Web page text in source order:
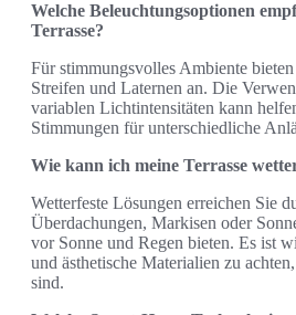
Welche Beleuchtungsoptionen
Terrasse?
Für stimmungsvolles Ambiente
Streifen und Laternen an. Die
variablen Lichtintensitäten kann
Stimmungen für unterschiedliche
Wie kann ich meine Terrasse
Wetterfeste Lösungen erreichen Sie
Überdachungen, Markisen oder
vor Sonne und Regen bieten. Es ist
und ästhetische Materialien zu
sind.